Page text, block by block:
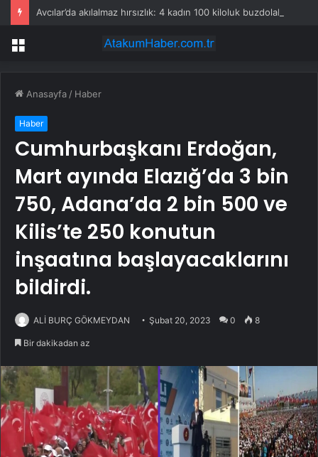
Menü
Anasayfa / Haber
Haber
Cumhurbaşkanı Erdoğan,
Mart ayında Elazığ’da 3 bin
750, Adana’da 2 bin 500 ve
Kilis’te 250 konutun
inşaatına başlayacaklarını
bildirdi.
ALİ BURÇ GÖKMEYDAN Şubat 20, 2023 0 8
Bir dakikadan az